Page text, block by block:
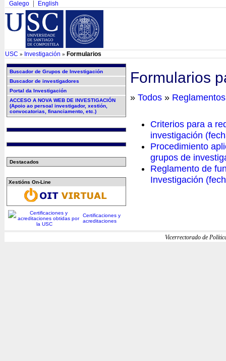
Galego English
USC » Investigación » Formularios
Buscador de Grupos de Investigación
Buscador de investigadores
Portal da Investigación
ACCESO A NOVA WEB DE INVESTIGACIÓN
(Apoio ao persoal investigador, xestión,
convocatorias, financiamento, etc.)
Destacados
Xestións On-Line
Certificaciones y
acreditaciones
Formularios
» Todos » Reglamentos
Criterios para a
investigación
Procedimiento
grupos de
Reglamento de
Investigación
Vicerrectorado de